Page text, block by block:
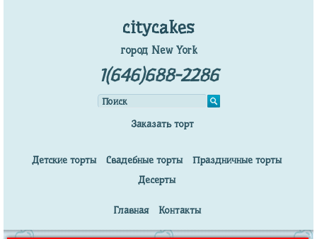
citycakes
город New York
1(646)688-2286
Заказать торт
Детские торты Свадебные торты
Праздничные торты
Десерты
Главная Контакты